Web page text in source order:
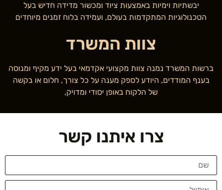
יבשתיות וימיות באמצעות ציוד ומכשור מדידה חדיש בעל
הטכנולוגיות המתקדמות בעולם, ועמידה בלוח זמנים מיוחדים
צוות המשרד
ברשות המשרד נמנה צוות מקצועי אקדמאי בעל ידע מקיף ומנוסה
בענף המודדים, היודע לספק מענה על כל צורך, חלום או בקשה
של הלקוח באופן יסודי ומדויק,
צרו איתנו קשר